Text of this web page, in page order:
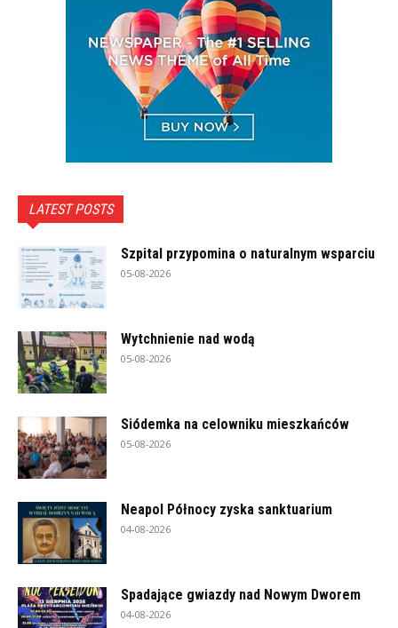
LATEST POSTS
Szpital przypomina o naturalnym wsparciu
05-08-2026
Wytchnienie nad wodą
05-08-2026
Siódemka na celowniku mieszkańców
05-08-2026
Neapol Północy zyska sanktuarium
04-08-2026
Spadające gwiazdy nad Nowym Dworem
04-08-2026